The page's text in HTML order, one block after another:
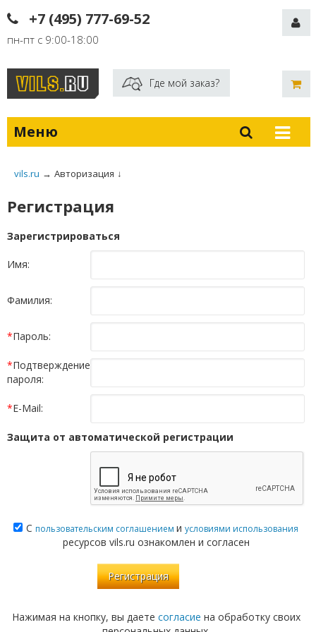
+7 (495) 777-69-52
пн-пт с 9:00-18:00
Где мой заказ?
Меню
vils.ru → Авторизация ↓
Регистрация
Зарегистрироваться
Имя:
Фамилия:
*Пароль:
*Подтверждение
пароля:
*E-Mail:
Защита от автоматической регистрации
С пользовательским соглашением и условиями использования
ресурсов vils.ru ознакомлен и согласен
Нажимая на кнопку, вы даете согласие на обработку своих